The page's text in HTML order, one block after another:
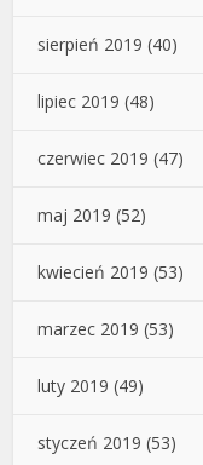
sierpień 2019 (40)
lipiec 2019 (48)
czerwiec 2019 (47)
maj 2019 (52)
kwiecień 2019 (53)
marzec 2019 (53)
luty 2019 (49)
styczeń 2019 (53)